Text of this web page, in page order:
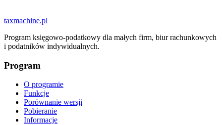
taxmachine.pl
Program księgowo-podatkowy dla małych firm, biur rachunkowych
i podatników indywidualnych.
Program
O programie
Funkcje
Porównanie wersji
Pobieranie
Informacje